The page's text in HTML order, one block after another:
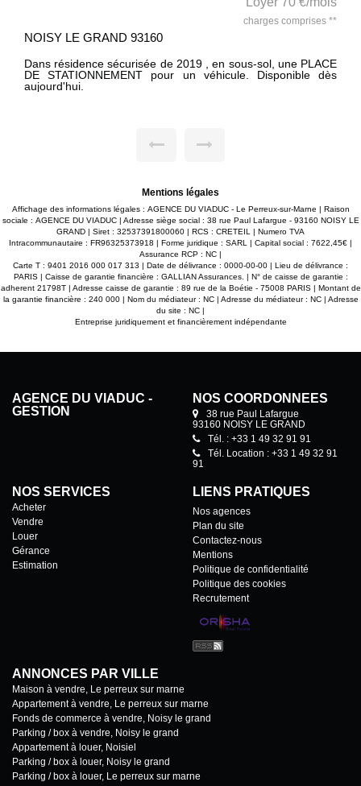
charges comprises **
NOISY LE GRAND 93160
Dans résidence sécurisée de 2019 , en sous-sol, une PLACE
DE STATIONNEMENT pour un véhicule. Disponible dès
aujourd'hui.
Mentions légales
Affichage des informations légales : AGENCE DU VIADUC - Le Perreux-sur-Marne | Raison
sociale : AGENCE DU VIADUC | Adresse siège social : 38 rue Paul Lafargue - 93160 NOISY LE
GRAND | Siret : 32537391800060 | RCS : CRETEIL | Numero TVA
Intracommunautaire : FR96325373918 | Forme juridique : SARL | Capital social : 7622,45€ |
Assurance RCP : NC |
Carte T : 9401 2016 000 017 313 | Date de délivrance : 0000-00-00 | Lieu de délivrance :
PARIS | Caisse de garantie financière : GALLIAN Assurances. | N° de caisse de garantie :
adherent 21798T | Adresse caisse de garantie : 89 rue de la Boétie - 75008 PARIS | Montant de
la garantie financière : 240 000 | Nom du médiateur : NC | Adresse du médiateur : NC | Adresse
du site : NC |
Entreprise juridiquement et financièrement indépendante
AGENCE DU VIADUC -
GESTION
NOS COORDONNÉES
38 rue Paul Lafargue
93160 NOISY LE GRAND
Tél. : +33 1 49 32 91 91
Tél. Location : +33 1 49 32 91
91
NOS SERVICES
Acheter
Vendre
Louer
Gérance
Estimation
LIENS PRATIQUES
Nos agences
Plan du site
Contactez-nous
Mentions
Politique de confidentialité
Politique des cookies
Recrutement
ANNONCES PAR VILLE
Maison à vendre, Le perreux sur marne
Appartement à vendre, Le perreux sur marne
Fonds de commerce à vendre, Noisy le grand
Parking / box à vendre, Noisy le grand
Appartement à louer, Noisiel
Parking / box à louer, Noisy le grand
Parking / box à louer, Le perreux sur marne